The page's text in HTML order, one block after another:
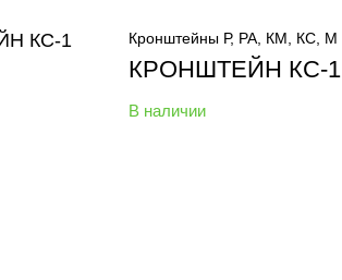
Кронштейны Р, РА, КМ, КС, М
КРОНШТЕЙН КС-1
В наличии